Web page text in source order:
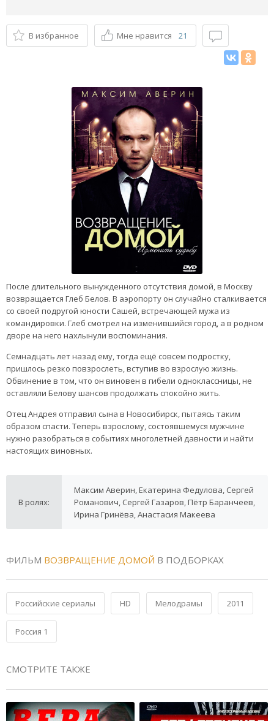
В избранное Мне нравится 21
После длительного вынужденного отсутствия домой, в Москву
возвращается Глеб Белов. В аэропорту он случайно сталкивается
со своей подругой юности Сашей, встречающей мужа из
командировки. Глеб смотрел на изменившийся город, а в родном
дворе на него нахлынули воспоминания.
Семнадцать лет назад ему, тогда ещё совсем подростку,
пришлось резко повзрослеть, вступив во взрослую жизнь.
Обвинение в том, что он виновен в гибели одноклассницы, не
оставляли Белову шансов продолжать спокойно жить.
Отец Андрея отправил сына в Новосибирск, пытаясь таким
образом спасти. Теперь взрослому, состоявшемуся мужчине
нужно разобраться в событиях многолетней давности и найти
настоящих виновных.
В ролях:
Максим Аверин, Екатерина Федулова, Сергей
Романович, Сергей Газаров, Пётр Баранчеев,
Ирина Гринёва, Анастасия Макеева
ФИЛЬМ ВОЗВРАЩЕНИЕ ДОМОЙ В ПОДБОРКАХ
Российские сериалы HD Мелодрамы 2011
Россия 1
СМОТРИТЕ ТАКЖЕ